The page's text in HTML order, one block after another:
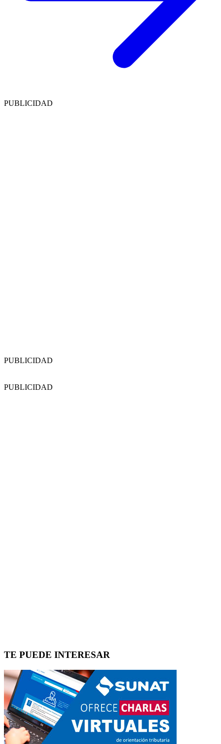
PUBLICIDAD
PUBLICIDAD
PUBLICIDAD
TE PUEDE INTERESAR